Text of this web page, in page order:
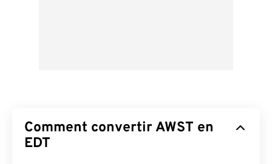
Comment convertir AWST en
EDT